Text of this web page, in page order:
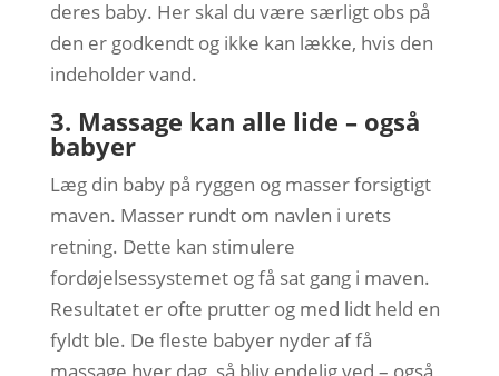
deres baby. Her skal du være særligt obs på
den er godkendt og ikke kan lække, hvis den
indeholder vand.
3. Massage kan alle lide – også
babyer
Læg din baby på ryggen og masser forsigtigt
maven. Masser rundt om navlen i urets
retning. Dette kan stimulere
fordøjelsessystemet og få sat gang i maven.
Resultatet er ofte prutter og med lidt held en
fyldt ble. De fleste babyer nyder af få